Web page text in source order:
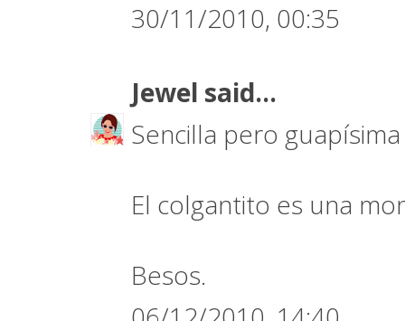
30/11/2010, 00:35
Jewel said...
Sencilla pero guapísima
El colgantito es una
Besos.